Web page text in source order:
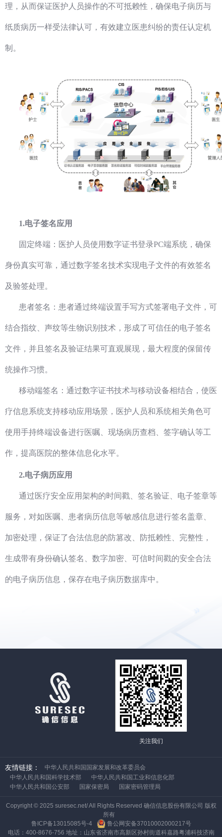
理，从而保证医护人员操作的不可抵赖性，确保电子病历与
纸质病历一样受法律认可，有效建立医患纠纷的责任认定机
制。
1.电子签名应用
固定终端：医护人员使用数字证书登录PC端系统，确保
身份真实可靠，通过数字签名技术实现电子文件的有效签名
及验签处理。
患者签名：患者通过终端设置手写方式签署电子文件，可
结合指纹、声纹等生物识别技术，形成了可信任的电子签名
文件，并且签名及验证结果可直观展现，最大程度的保留传
统操作习惯。
移动端签名：通过数字证书技术与移动设备相结合，使医
疗信息系统支持移动应用场景，医护人员和系统相关角色可
使用手持终端设备进行医嘱、现场病历查档、签字确认等工
作，提高医院的整体信息化水平。
2.电子病历应用
通过医疗安全应用架构的时间戳、签名验证、电子签章等
服务，对如医嘱、患者病历信息等敏感信息进行签名盖章、
加密处理，保证了合法信息的防篡改、防抵赖性、完整性，
生成带有身份确认签名、数字加密、可信时间戳的安全合法
的电子病历信息，保存在电子病历数据库中。
关注我们
友情链接：
中华人民共和国国家发展和改革委员会
中华人民共和国科学技术部
中华人民共和国工业和信息化部
中华人民共和国公安部
国家保密局 国家密码管理局
Copyright © 2025 suresec.net/ All Rights Reserved 确信信息股份有限公司 版权
所有
鲁ICP备13015085号-4
鲁公网安备37010002000217号
电话：400-8676-756 地址：山东省济南市高新区孙村街道科嘉路粤浦科技济南